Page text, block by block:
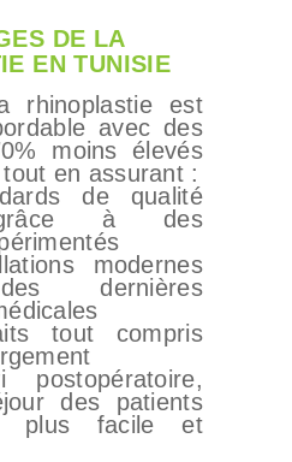
DE LA
EN TUNISIE
rhinoplastie est
avec des
moins élevés
tout en assurant :
de qualité
grâce à des
modernes
dernières
tout compris
des patients
plus facile et